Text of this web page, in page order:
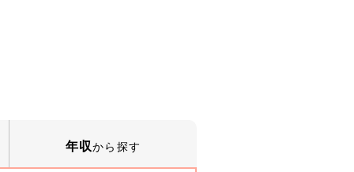
年収から探す